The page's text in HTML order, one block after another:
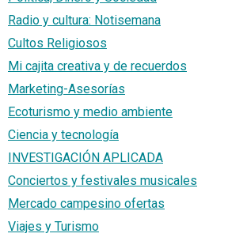
Radio y cultura: Notisemana
Cultos Religiosos
Mi cajita creativa y de recuerdos
Marketing-Asesorías
Ecoturismo y medio ambiente
Ciencia y tecnología
INVESTIGACIÓN APLICADA
Conciertos y festivales musicales
Mercado campesino ofertas
Viajes y Turismo